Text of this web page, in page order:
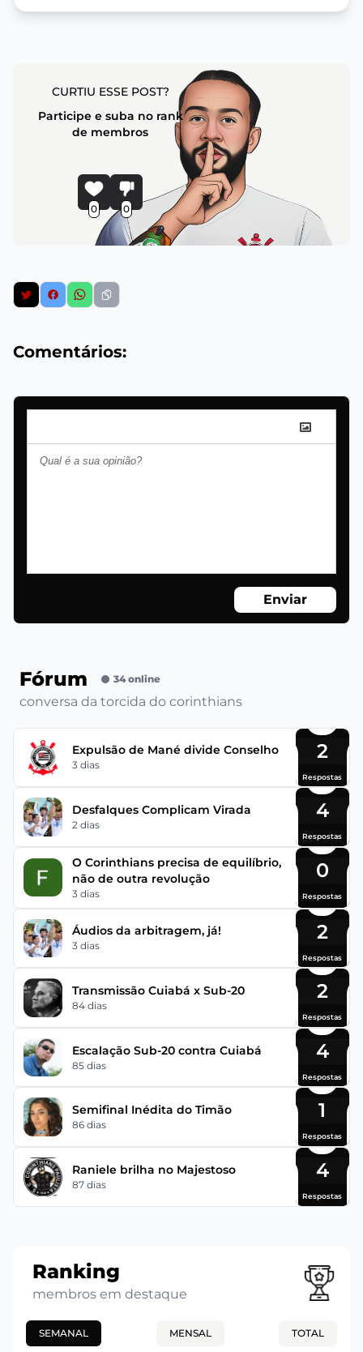
CURTIU ESSE POST?
Participe e suba no rank
de membros
0 0
Comentários:
Enviar
Fórum 34 online
conversa da torcida do corinthians
Expulsão de Mané divide Conselho
3 dias
2
Respostas
Desfalques Complicam Virada
2 dias
4
Respostas
O Corinthians precisa de equilíbrio,
não de outra revolução
3 dias
0
Respostas
Áudios da arbitragem, já!
3 dias
2
Respostas
Transmissão Cuiabá x Sub-20
84 dias
2
Respostas
Escalação Sub-20 contra Cuiabá
85 dias
4
Respostas
Semifinal Inédita do Timão
86 dias
1
Respostas
Raniele brilha no Majestoso
87 dias
4
Respostas
Ranking
membros em destaque
SEMANAL MENSAL TOTAL